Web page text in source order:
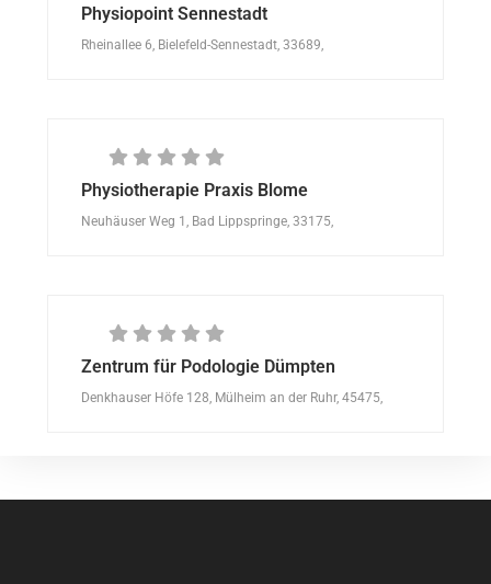
Physiopoint Sennestadt
Rheinallee 6, Bielefeld-Sennestadt, 33689,
Physiotherapie Praxis Blome
Neuhäuser Weg 1, Bad Lippspringe, 33175,
Zentrum für Podologie Dümpten
Denkhauser Höfe 128, Mülheim an der Ruhr, 45475,